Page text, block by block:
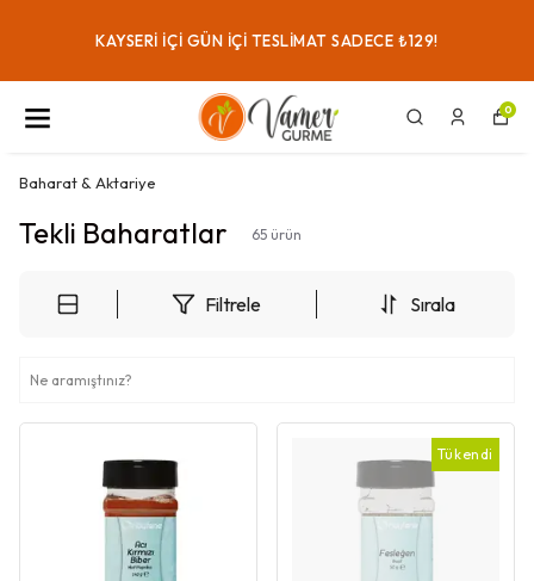
KAYSERI IÇI GÜN IÇI TESLIMAT SADECE ₺129!
0
Baharat & Aktariye
Tekli Baharatlar 65 ürün
Filtrele Sırala
Tükendi